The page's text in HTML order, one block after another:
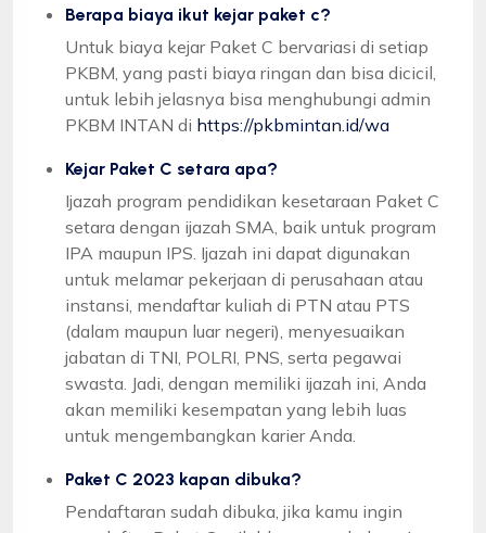
Berapa biaya ikut kejar paket c?
Untuk biaya kejar Paket C bervariasi di setiap
PKBM, yang pasti biaya ringan dan bisa dicicil,
untuk lebih jelasnya bisa menghubungi admin
PKBM INTAN di https://pkbmintan.id/wa
Kejar Paket C setara apa?
Ijazah program pendidikan kesetaraan Paket C
setara dengan ijazah SMA, baik untuk program
IPA maupun IPS. Ijazah ini dapat digunakan
untuk melamar pekerjaan di perusahaan atau
instansi, mendaftar kuliah di PTN atau PTS
(dalam maupun luar negeri), menyesuaikan
jabatan di TNI, POLRI, PNS, serta pegawai
swasta. Jadi, dengan memiliki ijazah ini, Anda
akan memiliki kesempatan yang lebih luas
untuk mengembangkan karier Anda.
Paket C 2023 kapan dibuka?
Pendaftaran sudah dibuka, jika kamu ingin